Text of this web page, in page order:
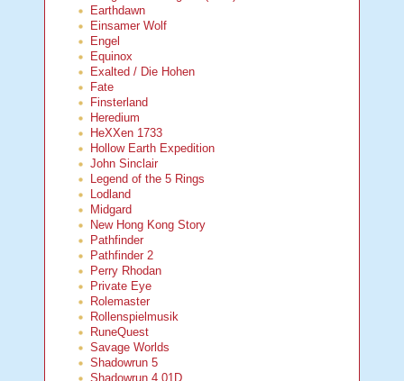
Earthdawn
Einsamer Wolf
Engel
Equinox
Exalted / Die Hohen
Fate
Finsterland
Heredium
HeXXen 1733
Hollow Earth Expedition
John Sinclair
Legend of the 5 Rings
Lodland
Midgard
New Hong Kong Story
Pathfinder
Pathfinder 2
Perry Rhodan
Private Eye
Rolemaster
Rollenspielmusik
RuneQuest
Savage Worlds
Shadowrun 5
Shadowrun 4.01D